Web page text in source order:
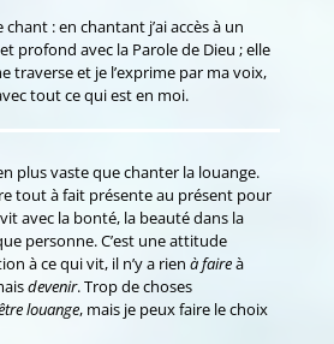
chant : en chantant j’ai accès à un
profond avec la Parole de Dieu ; elle
traverse et je l’exprime par ma voix,
tout ce qui est en moi.
plus vaste que chanter la louange.
tout à fait présente au présent pour
avec la bonté, la beauté dans la
personne. C’est une attitude
à ce qui vit, il n’y a rien à faireà
devenir. Trop de choses
louange, mais je peux faire le choix